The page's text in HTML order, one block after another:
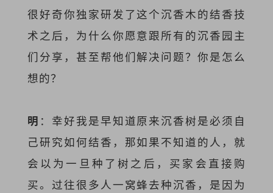
很好奇你独家研发了这个沉香木的结香技
术之后，为什么你愿意跟所有的沉香园主
们分享，甚至帮他们解决问题？你是怎么
想的？
明 ：幸好我是早知道原来沉香树是必须自
己研究如何结香，那如果不知道的人，就
会以为一旦种了树之后，买家会直接购
买。过往很多人一窝蜂去种沉香，是因为